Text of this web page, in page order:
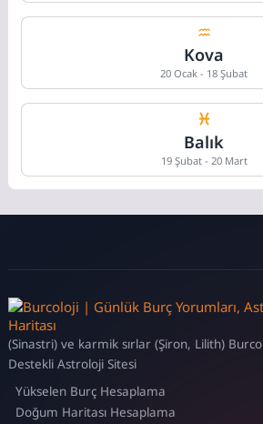
Kova
20 Ocak - 18 Şubat
Balık
19 Şubat - 20 Mart
(Sinastri) ve karmik sırlar (Şiron, Lilith)
Destekli Astroloji Sitesi
Yükselen Burç Hesaplama
Doğum Haritası Hesaplama